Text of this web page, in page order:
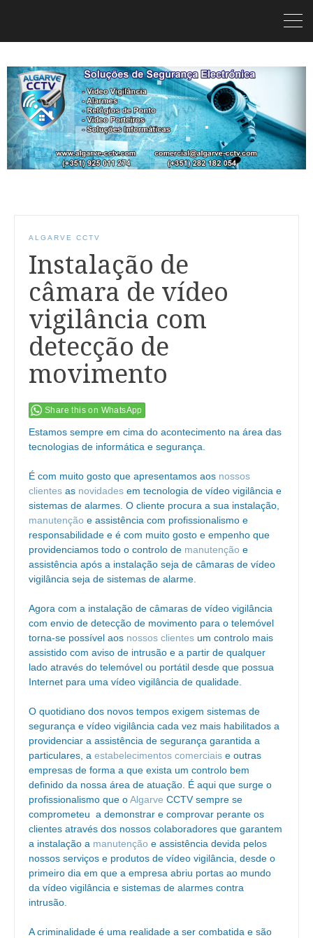
ALGARVE CCTV
Instalação de
câmara de vídeo
vigilância com
detecção de
movimento
Share this on WhatsApp
Estamos sempre em cima do acontecimento na área das
tecnologias de informática e segurança.
É com muito gosto que apresentamos aos nossos
clientes as novidades em tecnologia de vídeo vigilância e
sistemas de alarmes. O cliente procura a sua instalação,
manutenção e assistência com profissionalismo e
responsabilidade e é com muito gosto e empenho que
providenciamos todo o controlo de manutenção e
assistência após a instalação seja de câmaras de vídeo
vigilância seja de sistemas de alarme.
Agora com a instalação de câmaras de vídeo vigilância
com envio de detecção de movimento para o telemóvel
torna-se possível aos nossos clientes um controlo mais
assistido com aviso de intrusão e a partir de qualquer
lado através do telemóvel ou portátil desde que possua
Internet para uma vídeo vigilância de qualidade.
O quotidiano dos novos tempos exigem sistemas de
segurança e vídeo vigilância cada vez mais habilitados a
providenciar a assistência de segurança garantida a
particulares, a estabelecimentos comerciais e outras
empresas de forma a que exista um controlo bem
definido da nossa área de atuação. É aqui que surge o
profissionalismo que oAlgarve CCTV sempre se
comprometeu a demonstrar e comprovar perante os
clientes através dos nossos colaboradores que garantem
a instalação a manutenção e assistência devida pelos
nossos serviços e produtos de vídeo vigilância, desde o
primeiro dia em que a empresa abriu portas ao mundo
da vídeo vigilância e sistemas de alarmes contra
intrusão.
A criminalidade é uma realidade a ser combatida e são